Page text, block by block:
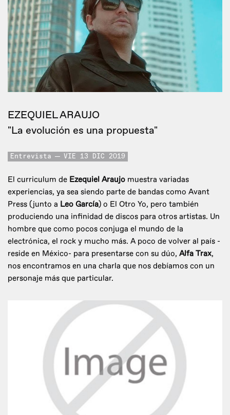
EZEQUIEL ARAUJO
"La evolución es una propuesta"
Entrevista VIE 13 DIC 2019
El curriculum de Ezequiel Araujo muestra variadas
experiencias, ya sea siendo parte de bandas como Avant
Press (junto a Leo García) o El Otro Yo, pero también
produciendo una infinidad de discos para otros artistas. Un
hombre que como pocos conjuga el mundo de la
electrónica, el rock y mucho más. A poco de volver al país -
reside en México- para presentarse con su dúo, Alfa Trax,
nos encontramos en una charla que nos debíamos con un
personaje más que particular.